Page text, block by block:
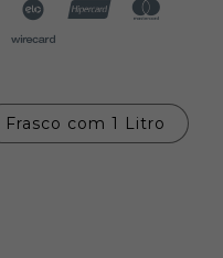
Frasco com 1 Litro